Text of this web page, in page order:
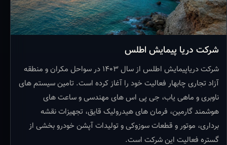
شرکت دریا پیمایش اطلس
شرکت دریاپیمایش اطلس از سال ۱۴۰۳ در سواحل مکران و منطقه
آزاد تجاری چابهار فعالیت خود را آغاز کرده است. تامین سیستم های
ناوبری و ماهی یاب، جی پی اس های مهندسی و ساعت های
هوشمند گارمین، فرمان های هیدرولیک قایق، تجهیزات نقشه
برداری، موتور و قطعات سوزوکی و تولیدات آپشن خودرو بخشی از
گستره فعالیت این شرکت است.